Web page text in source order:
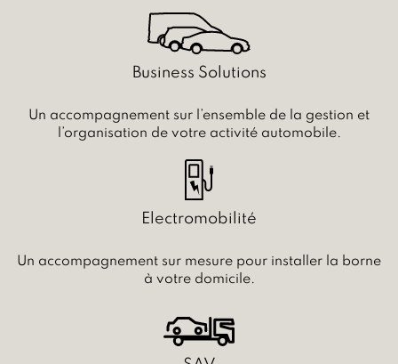
Business Solutions
Un accompagnement sur l’ensemble de la gestion et
l’organisation de votre activité automobile.
Electromobilité
Un accompagnement sur mesure pour installer la borne
à votre domicile.